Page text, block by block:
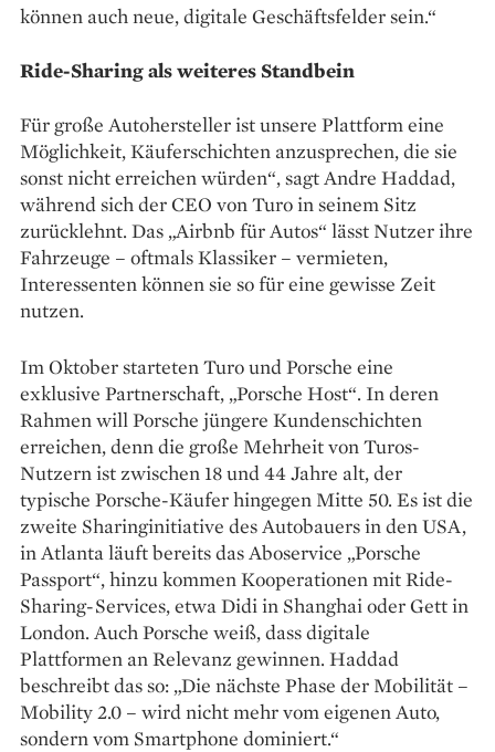
können auch neue, digitale Geschäftsfelder sein.“
Ride-Sharing als weiteres Standbein
Für große Autohersteller ist unsere Plattform eine
Möglichkeit, Käuferschichten anzusprechen, die sie
sonst nicht erreichen würden“, sagt Andre Haddad,
während sich der CEO von Turo in seinem Sitz
zurücklehnt. Das „Airbnb für Autos“ lässt Nutzer ihre
Fahrzeuge – oftmals Klassiker – vermieten,
Interessenten können sie so für eine gewisse Zeit
nutzen.
Im Oktober starteten Turo und Porsche eine
exklusive Partnerschaft, „Porsche Host“. In deren
Rahmen will Porsche jüngere Kundenschichten
erreichen, denn die große Mehrheit von Turos-
Nutzern ist zwischen 18 und 44 Jahre alt, der
typische Porsche-Käufer hingegen Mitte 50. Es ist die
zweite Sharinginitiative des Autobauers in den USA,
in Atlanta läuft bereits das Aboservice „Porsche
Passport“, hinzu kommen Kooperationen mit Ride-
Sharing-Services, etwa Didi in Shanghai oder Gett in
London. Auch Porsche weiß, dass digitale
Plattformen an Relevanz gewinnen. Haddad
beschreibt das so: „Die nächste Phase der Mobilität –
Mobility 2.0 – wird nicht mehr vom eigenen Auto,
sondern vom Smartphone dominiert.“